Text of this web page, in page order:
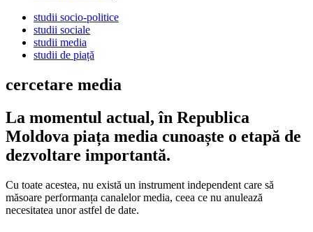
studii socio-politice
studii sociale
studii media
studii de piață
cercetare media
La momentul actual, în Republica
Moldova piața media cunoaște o etapă de
dezvoltare importantă.
Cu toate acestea, nu există un instrument independent care să
măsoare performanța canalelor media, ceea ce nu anulează
necesitatea unor astfel de date.